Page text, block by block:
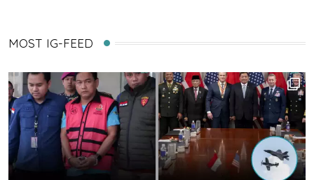
MOST IG-FEED